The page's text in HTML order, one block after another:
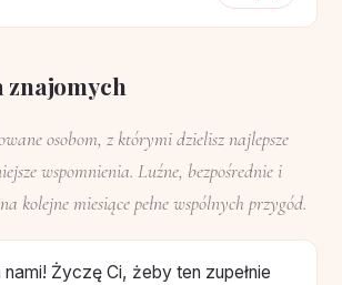
znajomych
osobom, z którymi dzielisz najlepsze
wspomnienia. Luźne, bezpośrednie i
kolejne miesiące pełne wspólnych przygód.
nami! Życzę Ci, żeby ten zupełnie